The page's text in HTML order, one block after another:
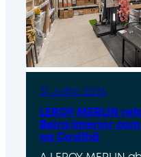
31 Julho 2026
LEROY MERLIN
Beira Interior
na Covilhã